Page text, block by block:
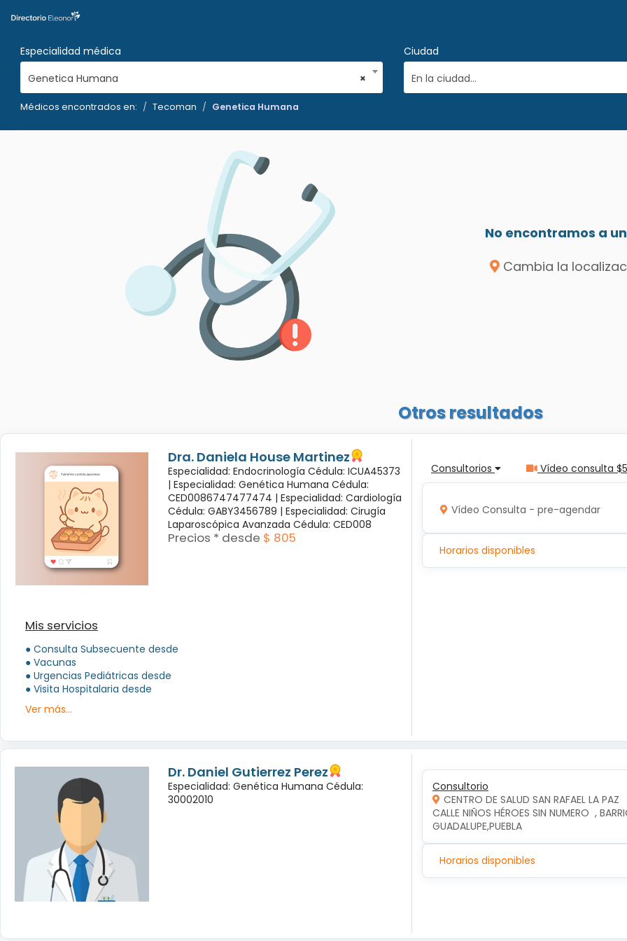
Especialidad médica
×
Genetica Humana
Ciudad
En la ciudad...
Médicos encontrados en: Tecoman Genetica Humana
No encontramos a
Cambia la
Otros resultados
Dra. Daniela House Martinez
Especialidad: Endocrinología Cédula: ICUA45373
| Especialidad: Genética Humana Cédula:
CED0086747477474 | Especialidad: Cardiología
Cédula: GABY3456789 | Especialidad: Cirugía
Laparoscópica Avanzada Cédula: CED008
Precios * desde $ 805
Mis servicios
● Consulta Subsecuente desde
● Vacunas
● Urgencias Pediátricas desde
● Visita Hospitalaria desde
Ver más...
Consultorios Vídeo consulta
Vídeo Consulta - pre-agendar
Horarios disponibles
Dr. Daniel Gutierrez Perez
Especialidad: Genética Humana Cédula:
30002010
Consultorio
CENTRO DE SALUD SAN RAFAEL LA PAZ
CALLE NIÑOS HÉROES SIN NUMERO  ,
GUADALUPE,PUEBLA
Horarios disponibles